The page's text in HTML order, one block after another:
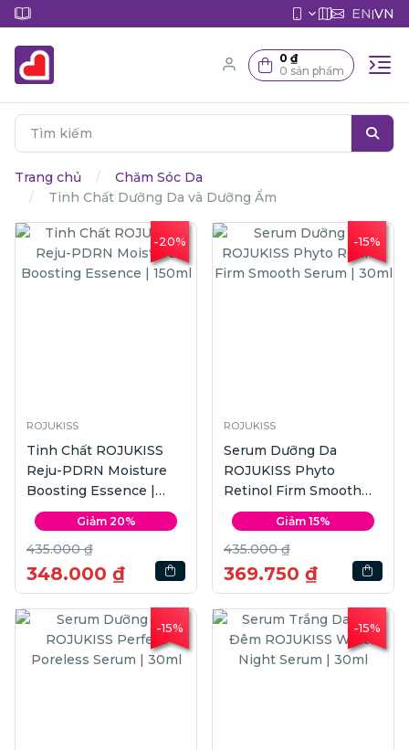
EN|VN
0 ₫
0 sản phẩm
Trang chủ
Chăm Sóc Da
Tinh Chất Dưỡng Da và Dưỡng Ẩm
-20%
ROJUKISS
Tinh Chất ROJUKISS
Reju-PDRN Moisture
Boosting Essence |
150ml
Giảm 20%
435.000 ₫
348.000 ₫
-15%
ROJUKISS
Serum Dưỡng Da
ROJUKISS Phyto
Retinol Firm Smooth
Serum | 30ml
Giảm 15%
435.000 ₫
369.750 ₫
-15% -15%